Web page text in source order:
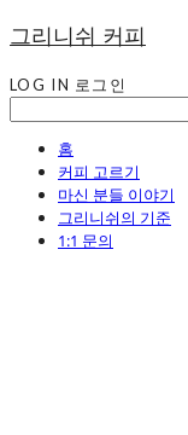
그리니쉬 커피
LOG IN 로그인
홈
커피 고르기
마신 분들 이야기
그리니쉬의 기준
1:1 문의